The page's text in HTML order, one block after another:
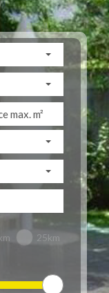
25km